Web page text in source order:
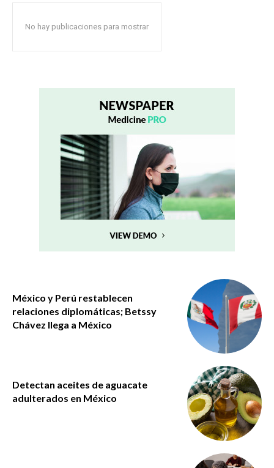
No hay publicaciones para mostrar
México y Perú restablecen
relaciones diplomáticas; Betssy
Chávez llega a México
Detectan aceites de aguacate
adulterados en México